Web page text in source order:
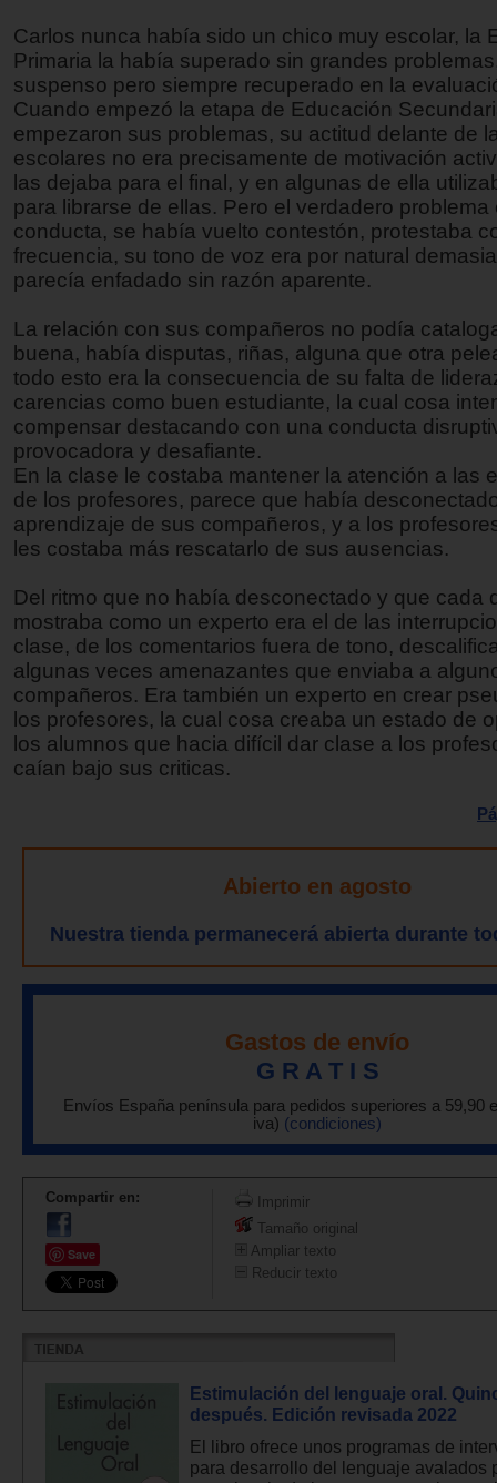
Carlos nunca había sido un chico muy escolar, la
Primaria la había superado sin grandes
suspenso pero siempre recuperado en la
Cuando empezó la etapa de Educación
empezaron sus problemas, su actitud delante de
escolares no era precisamente de motivación
las dejaba para el final, y en algunas de ella
para librarse de ellas. Pero el verdadero problema
conducta, se había vuelto contestón, protestaba
frecuencia, su tono de voz era por natural
parecía enfadado sin razón aparente.
La relación con sus compañeros no podía
buena, había disputas, riñas, alguna que otra
todo esto era la consecuencia de su falta de
carencias como buen estudiante, la cual cosa
compensar destacando con una conducta
provocadora y desafiante.
En la clase le costaba mantener la atención a las
de los profesores, parece que había
aprendizaje de sus compañeros, y a los
les costaba más rescatarlo de sus ausencias.
Del ritmo que no había desconectado y que cada
mostraba como un experto era el de las
clase, de los comentarios fuera de tono,
algunas veces amenazantes que enviaba a
compañeros. Era también un experto en crear
los profesores, la cual cosa creaba un estado de
los alumnos que hacia difícil dar clase a los
caían bajo sus criticas.
Abierto en agosto
Nuestra tienda permanecerá abierta durante
Gastos de envío
G R A T I S
Envíos España península para pedidos superiores a 59,90
iva) (condiciones)
Compartir en:
Save
Imprimir
Tamaño original
Ampliar texto
Reducir texto
Estimulación del lenguaje oral.
después. Edición revisada 2022
El libro ofrece unos programas de
para desarrollo del lenguaje avalados